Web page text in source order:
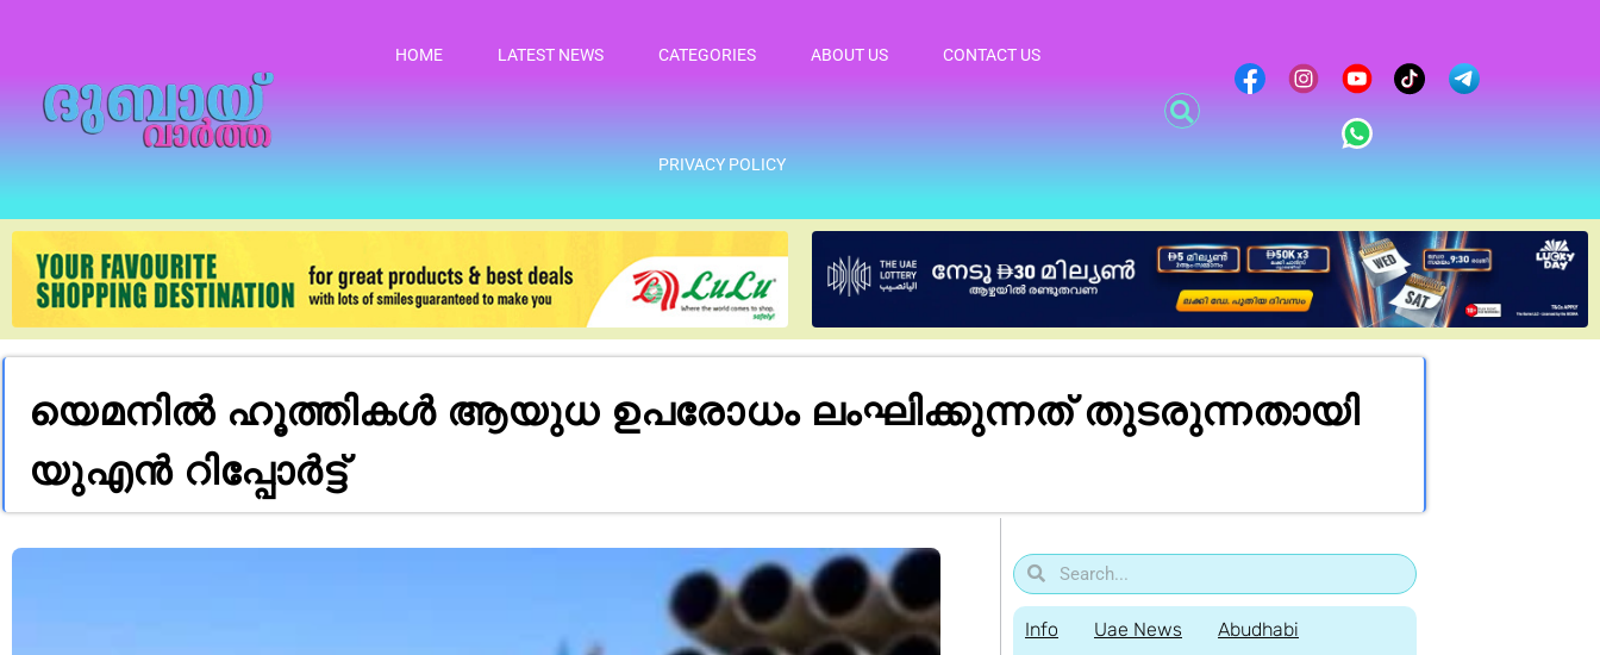
HOME LATEST NEWS CATEGORIES ABOUT US CONTACT US
PRIVACY POLICY
യെമനിൽ ഹൂത്തികൾ ആയുധ ഉപരോധം ലംഘിക്കുന്നത് തുടരുന്നതായി
യുഎൻ റിപ്പോർട്ട്
Info Uae News Abudhabi